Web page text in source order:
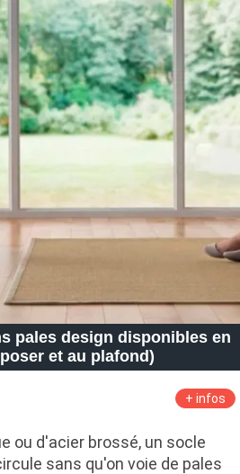
pales design disponibles en
et au plafond)
+ infos
ou d'acier brossé, un socle
sans qu'on voie de pales